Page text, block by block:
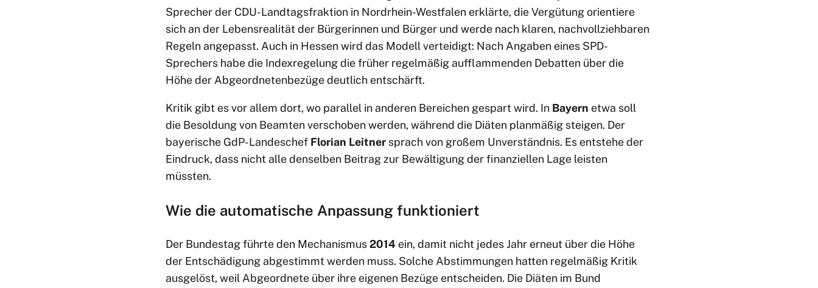
Sprecher der CDU-Landtagsfraktion in Nordrhein-Westfalen erklärte, die Vergütung orientiere
sich an der Lebensrealität der Bürgerinnen und Bürger und werde nach klaren, nachvollziehbaren
Regeln angepasst. Auch in Hessen wird das Modell verteidigt: Nach Angaben eines SPD-
Sprechers habe die Indexregelung die früher regelmäßig aufflammenden Debatten über die
Höhe der Abgeordnetenbezüge deutlich entschärft.
Kritik gibt es vor allem dort, wo parallel in anderen Bereichen gespart wird. In Bayern etwa soll
die Besoldung von Beamten verschoben werden, während die Diäten planmäßig steigen. Der
bayerische GdP-Landeschef Florian Leitner sprach von großem Unverständnis. Es entstehe der
Eindruck, dass nicht alle denselben Beitrag zur Bewältigung der finanziellen Lage leisten
müssten.
Wie die automatische Anpassung funktioniert
Der Bundestag führte den Mechanismus2014 ein, damit nicht jedes Jahr erneut über die Höhe
der Entschädigung abgestimmt werden muss. Solche Abstimmungen hatten regelmäßig Kritik
ausgelöst, weil Abgeordnete über ihre eigenen Bezüge entscheiden. Die Diäten im Bund